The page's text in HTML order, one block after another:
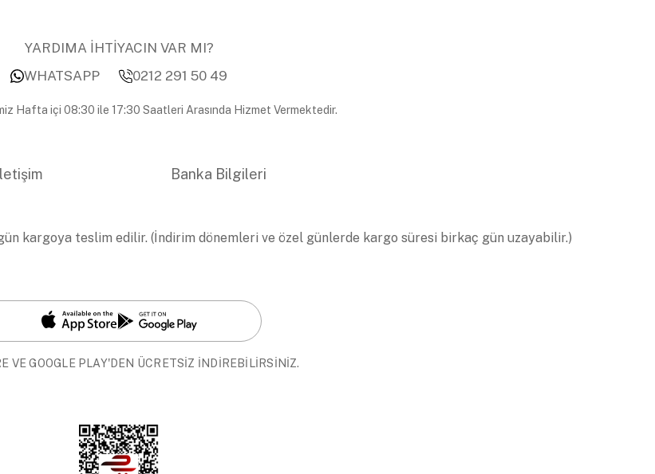
YARDIMA İHTİYACIN VAR MI?
WHATSAPP
0212 291 50 49
Hafta içi 08:30 ile 17:30 Saatleri Arasında Hizmet Vermektedir.
Banka Bilgileri
kargoya teslim edilir. (İndirim dönemleri ve özel günlerde kargo süresi birkaç gün uzayabilir.)
VE GOOGLE PLAY'DEN ÜCRETSİZ İNDİREBİLİRSİNİZ.